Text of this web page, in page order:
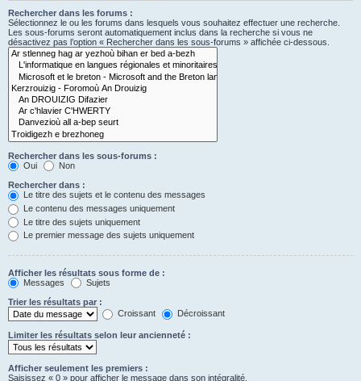
Rechercher dans les forums :
Sélectionnez le ou les forums dans lesquels vous souhaitez effectuer une recherche.
Les sous-forums seront automatiquement inclus dans la recherche si vous ne
désactivez pas l’option « Rechercher dans les sous-forums » affichée ci-dessous.
Rechercher dans les sous-forums :
Oui
Non
Rechercher dans :
Le titre des sujets et le contenu des messages
Le contenu des messages uniquement
Le titre des sujets uniquement
Le premier message des sujets uniquement
Afficher les résultats sous forme de :
Messages
Sujets
Trier les résultats par :
Croissant
Décroissant
Limiter les résultats selon leur ancienneté :
Afficher seulement les premiers :
Saisissez « 0 » pour afficher le message dans son intégralité.